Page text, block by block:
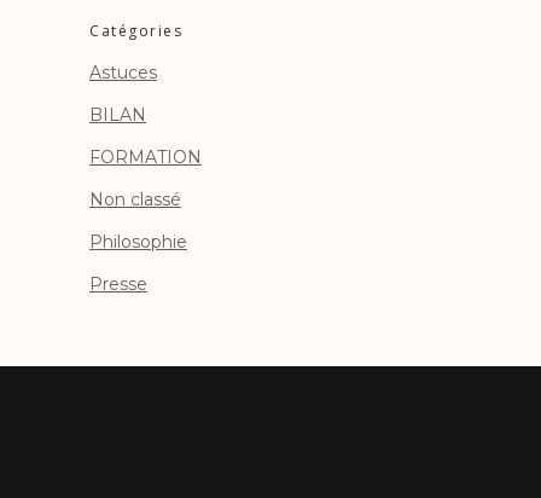
Catégories
Astuces
BILAN
FORMATION
Non classé
Philosophie
Presse